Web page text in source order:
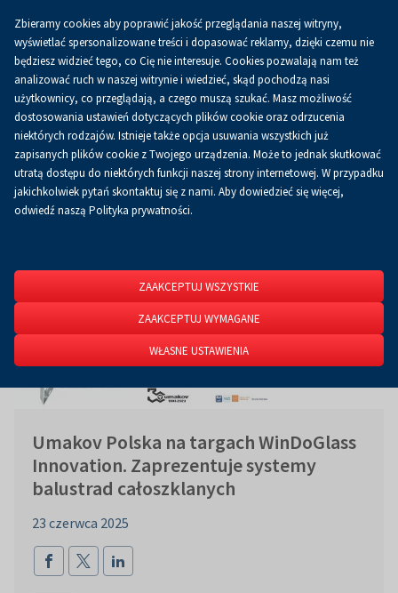
0.00 złKoszykPL
Strona główna O firmie Aktualności
Aktualności
Umakov Polska na targach WinDoGlass
Innovation. Zaprezentuje systemy
balustrad całoszklanych
23 czerwca 2025
Zbieramy cookies aby poprawić jakość przeglądania naszej witryny,
wyświetlać spersonalizowane treści i dopasować reklamy, dzięki czemu nie
będziesz widzieć tego, co Cię nie interesuje. Cookies pozwalają nam też
analizować ruch w naszej witrynie i wiedzieć, skąd pochodzą nasi
użytkownicy, co przeglądają, a czego muszą szukać. Masz możliwość
dostosowania ustawień dotyczących plików cookie oraz odrzucenia
niektórych rodzajów. Istnieje także opcja usuwania wszystkich już
zapisanych plików cookie z Twojego urządzenia. Może to jednak skutkować
utratą dostępu do niektórych funkcji naszej strony internetowej. W przypadku
jakichkolwiek pytań skontaktuj się z nami. Aby dowiedzieć się więcej,
odwiedź naszą Polityka prywatności.
ZAAKCEPTUJ WSZYSTKIE
ZAAKCEPTUJ WYMAGANE
WŁASNE USTAWIENIA